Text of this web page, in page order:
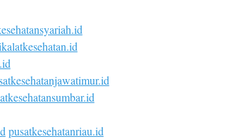
pusatkesehatanriau.id